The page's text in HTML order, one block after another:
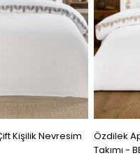
Kişilik Nevresim
Özdilek
Takımı -